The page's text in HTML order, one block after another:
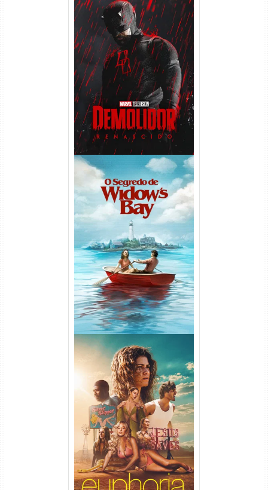
Demolidor: Renascido 2ª
Temporada (2026) WEB-DL
1080p Dual Áudio
O Segredo de Widow’s Bay
1ª Temporada Torrent (2026)
WEB-DL 1080p Dual Áudio
Euphoria 3ª Temporada
Torrent (2026) WEB-DL 1080p
Dual Áudio